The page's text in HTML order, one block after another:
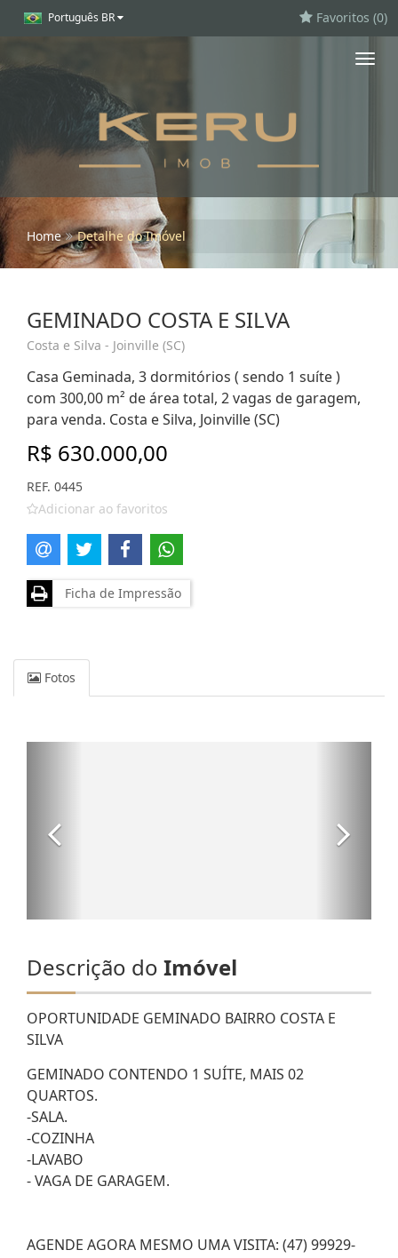
Português BR Favoritos (0)
Home Detalhe do Imóvel
GEMINADO COSTA E SILVA
Costa e Silva - Joinville (SC)
Casa Geminada, 3 dormitórios ( sendo 1 suíte )
com 300,00 m² de área total, 2 vagas de garagem,
para venda. Costa e Silva, Joinville (SC)
R$ 630.000,00
REF. 0445
Adicionar ao favoritos
Ficha de Impressão
Fotos
Descrição do Imóvel
OPORTUNIDADE GEMINADO BAIRRO COSTA E
SILVA
GEMINADO CONTENDO 1 SUÍTE, MAIS 02
QUARTOS.
-SALA.
-COZINHA
-LAVABO
- VAGA DE GARAGEM.
AGENDE AGORA MESMO UMA VISITA: (47) 99929-